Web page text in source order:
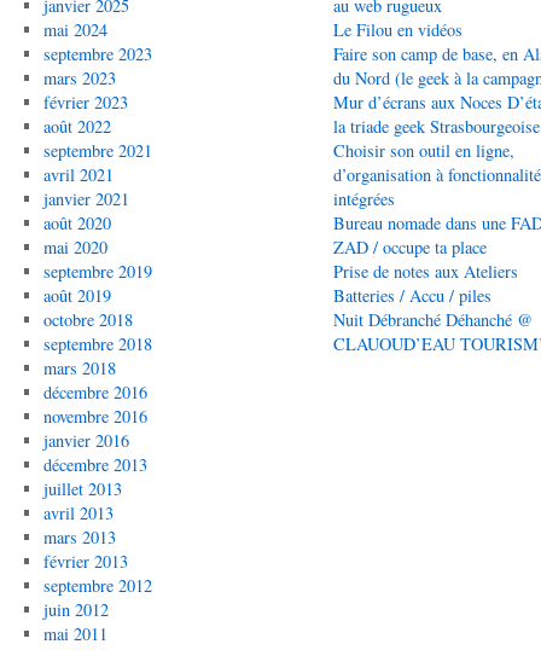
janvier 2025
mai 2024
septembre 2023
mars 2023
février 2023
août 2022
septembre 2021
avril 2021
janvier 2021
août 2020
mai 2020
septembre 2019
août 2019
octobre 2018
septembre 2018
mars 2018
décembre 2016
novembre 2016
janvier 2016
décembre 2013
juillet 2013
avril 2013
mars 2013
février 2013
septembre 2012
juin 2012
mai 2011
au web rugueux
Le Filou en vidéos
Faire son camp de base, en
du Nord (le geek à la
Mur d’écrans aux Noces
la triade geek Strasbourgeoise
Choisir son outil en ligne,
d’organisation à
intégrées
Bureau nomade dans une
ZAD / occupe ta place
Prise de notes aux Ateliers
Batteries / Accu / piles
Nuit Débranché Déhanché @
CLAUOUD’EAU